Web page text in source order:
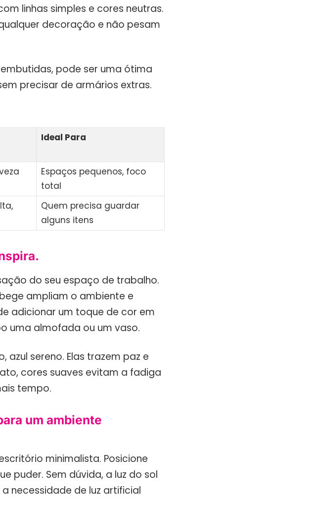
linhas simples e cores neutras.
decoração e não pesam
pode ser uma ótima
precisar de armários extras.
Ideal Para
Espaços pequenos, foco
total
Quem precisa guardar
alguns itens
do seu espaço de trabalho.
ampliam o ambiente e
adicionar um toque de cor em
uma almofada ou um vaso.
azul sereno. Elas trazem paz e
cores suaves evitam a fadiga
tempo.
um ambiente
minimalista. Posicione
puder. Sem dúvida, a luz do sol
necessidade de luz artificial